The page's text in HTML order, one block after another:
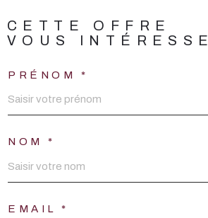
CETTE OFFRE
VOUS INTÉRESSE
PRÉNOM *
NOM *
EMAIL *